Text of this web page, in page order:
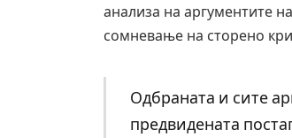
анализа на аргументите
сомневање на сторено
Одбраната и сите
предвидената